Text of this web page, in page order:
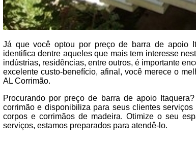
Já que você optou por preço de barra de apoio
identifica dentre aqueles que mais tem interesse
indústrias, residências, entre outros, é importante
excelente custo-benefício, afinal, você merece o
AL Corrimão.
Procurando por preço de barra de apoio
corrimão e disponibiliza para seus clientes
corpos e corrimãos de madeira. Otimize o seu
serviços, estamos preparados para atendê-lo.